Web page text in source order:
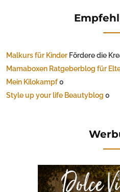
Malkurs für Kinder Fördere die
Mamaboxen Ratgeberblog für
Mein Kilokampf0
Style up your life Beautyblog 0